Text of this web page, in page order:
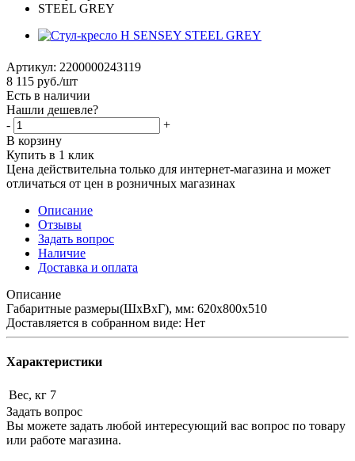
Артикул: 2200000243119
8 115 руб./шт
Есть в наличии
Нашли дешевле?
-
+
В корзину
Купить в 1 клик
Цена действительна только для интернет-магазина и может
отличаться от цен в розничных магазинах
Описание
Отзывы
Задать вопрос
Наличие
Доставка и оплата
Описание
Габаритные размеры(ШхВхГ), мм: 620х800х510
Доставляется в собранном виде: Нет
Характеристики
Вес, кг 7
Задать вопрос
Вы можете задать любой интересующий вас вопрос по товару
или работе магазина.